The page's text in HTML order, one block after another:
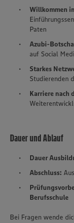
Willkommen
Paten
Azubi-
auf Social
Starkes
Studierenden
Karriere nach
Dauer und Ablauf
Dauer
Abschluss:
Berufsschule
Bei Fragen wende